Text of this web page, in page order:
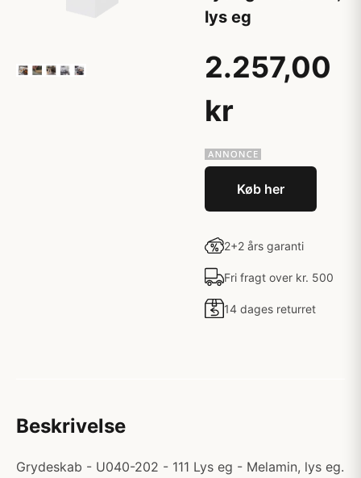
lys eg
2.257,00
kr
Køb her
2+2 års garanti
Fri fragt over kr. 500
14 dages returret
Beskrivelse
Grydeskab - U040-202 - 111 Lys eg - Melamin, lys eg.